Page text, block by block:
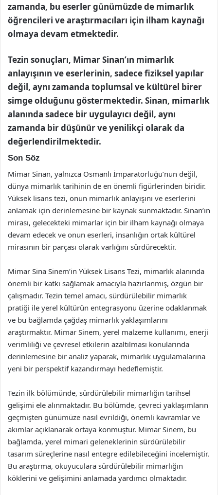
zamanda, bu eserler günümüzde de mimarlık
öğrencileri ve araştırmacıları için ilham kaynağı
olmaya devam etmektedir.
Tezin sonuçları, Mimar Sinan’ın mimarlık
anlayışının ve eserlerinin, sadece fiziksel yapılar
değil, aynı zamanda toplumsal ve kültürel birer
simge olduğunu göstermektedir. Sinan, mimarlık
alanında sadece bir uygulayıcı değil, aynı
zamanda bir düşünür ve yenilikçi olarak da
değerlendirilmektedir.
Son Söz
Mimar Sinan, yalnızca Osmanlı İmparatorluğu’nun değil,
dünya mimarlık tarihinin de en önemli figürlerinden biridir.
Yüksek lisans tezi, onun mimarlık anlayışını ve eserlerini
anlamak için derinlemesine bir kaynak sunmaktadır. Sinan’ın
mirası, gelecekteki mimarlar için bir ilham kaynağı olmaya
devam edecek ve onun eserleri, insanlığın ortak kültürel
mirasının bir parçası olarak varlığını sürdürecektir.
Mimar Sina Sinem’in Yüksek Lisans Tezi, mimarlık alanında
önemli bir katkı sağlamak amacıyla hazırlanmış, özgün bir
çalışmadır. Tezin temel amacı, sürdürülebilir mimarlık
pratiği ile yerel kültürün entegrasyonu üzerine odaklanmak
ve bu bağlamda çağdaş mimarlık yaklaşımlarını
araştırmaktır. Mimar Sinem, yerel malzeme kullanımı, enerji
verimliliği ve çevresel etkilerin azaltılması konularında
derinlemesine bir analiz yaparak, mimarlık uygulamalarına
yeni bir perspektif kazandırmayı hedeflemiştir.
Tezin ilk bölümünde, sürdürülebilir mimarlığın tarihsel
gelişimi ele alınmaktadır. Bu bölümde, çevreci yaklaşımların
geçmişten günümüze nasıl evrildiği, önemli kavramlar ve
akımlar açıklanarak ortaya konmuştur. Mimar Sinem, bu
bağlamda, yerel mimari geleneklerinin sürdürülebilir
tasarım süreçlerine nasıl entegre edilebileceğini incelemiştir.
Bu araştırma, okuyuculara sürdürülebilir mimarlığın
köklerini ve gelişimini anlamada yardımcı olmaktadır.